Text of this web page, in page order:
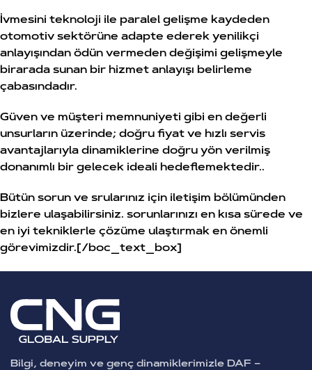
İvmesini teknoloji ile paralel gelişme kaydeden
otomotiv sektörüne adapte ederek yenilikçi
anlayışından ödün vermeden değişimi gelişmeyle
birarada sunan bir hizmet anlayışı belirleme
çabasındadır.
Güven ve müşteri memnuniyeti gibi en değerli
unsurların üzerinde; doğru fiyat ve hızlı servis
avantajlarıyla dinamiklerine doğru yön verilmiş
donanımlı bir gelecek ideali hedeflemektedir..
Bütün sorun ve srularınız için iletişim bölümünden
bizlere ulaşabilirsiniz. sorunlarınızı en kısa sürede ve
en iyi tekniklerle çözüme ulaştırmak en önemli
görevimizdir.[/boc_text_box]
Bilgi, deneyim ve genç dinamiklerimizle DAF –